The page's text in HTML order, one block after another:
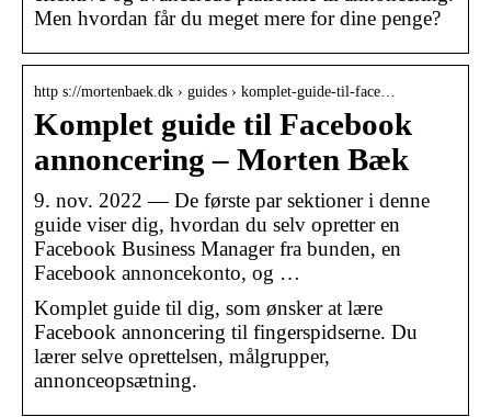
Men hvordan får du meget mere for dine penge?
http s://mortenbaek.dk › guides › komplet-guide-til-face…
Komplet guide til Facebook
annoncering – Morten Bæk
9. nov. 2022 — De første par sektioner i denne
guide viser dig, hvordan du selv opretter en
Facebook Business Manager fra bunden, en
Facebook annoncekonto, og …
Komplet guide til dig, som ønsker at lære
Facebook annoncering til fingerspidserne. Du
lærer selve oprettelsen, målgrupper,
annonceopsætning.